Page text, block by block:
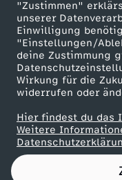
"Zustimmen"
unserer
Einwilligung
"Einstellungen/
deine Zustimmung
Wirkung für die
widerrufen oder
Hier findest du das
Weitere
u
n
g
s
a
Mainzelmännchen
Partner